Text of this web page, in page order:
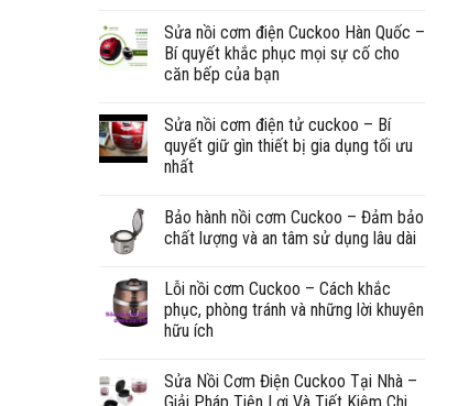
Sửa nồi cơm điện Cuckoo Hàn Quốc –
Bí quyết khắc phục mọi sự cố cho
căn bếp của bạn
Sửa nồi cơm điện tử cuckoo – Bí
quyết giữ gìn thiết bị gia dụng tối ưu
nhất
Bảo hành nồi cơm Cuckoo – Đảm bảo
chất lượng và an tâm sử dụng lâu dài
Lỗi nồi cơm Cuckoo – Cách khắc
phục, phòng tránh và những lời khuyên
hữu ích
Sửa Nồi Cơm Điện Cuckoo Tại Nhà –